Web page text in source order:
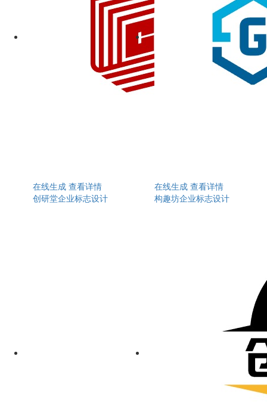
在线生成 查看详情
创研堂企业标志设计
在线生成 查看详情
构趣坊企业标志设计